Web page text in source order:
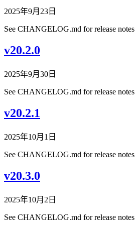
2025年9月23日
See CHANGELOG.md for release notes
v20.2.0
2025年9月30日
See CHANGELOG.md for release notes
v20.2.1
2025年10月1日
See CHANGELOG.md for release notes
v20.3.0
2025年10月2日
See CHANGELOG.md for release notes